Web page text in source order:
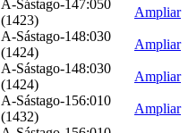
A-Sástago-147:050
(1423)
Ampliar
A-Sástago-148:030
(1424)
Ampliar
A-Sástago-148:030
(1424)
Ampliar
A-Sástago-156:010
(1432)
Ampliar